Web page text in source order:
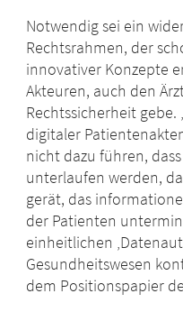
Notwendig sei ein
Rechtsrahmen, der
innovativer Konzepte
Akteuren, auch den
Rechtssicherheit
digitaler
nicht dazu führen,
unterlaufen werden,
gerät, das
der Patienten
einheitlichen
Gesundheitswesen
dem Positionspapier